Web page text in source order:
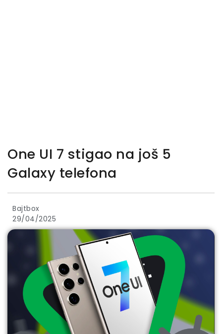
One UI 7 stigao na još 5
Galaxy telefona
Bajtbox
29/04/2025